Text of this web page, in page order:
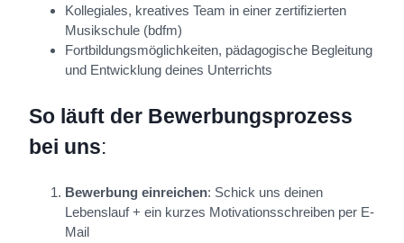
Kollegiales, kreatives Team in einer zertifizierten
Musikschule (bdfm)
Fortbildungsmöglichkeiten, pädagogische Begleitung
und Entwicklung deines Unterrichts
So läuft der Bewerbungsprozess
bei uns:
Bewerbung einreichen: Schick uns deinen
Lebenslauf + ein kurzes Motivationsschreiben per E-
Mail